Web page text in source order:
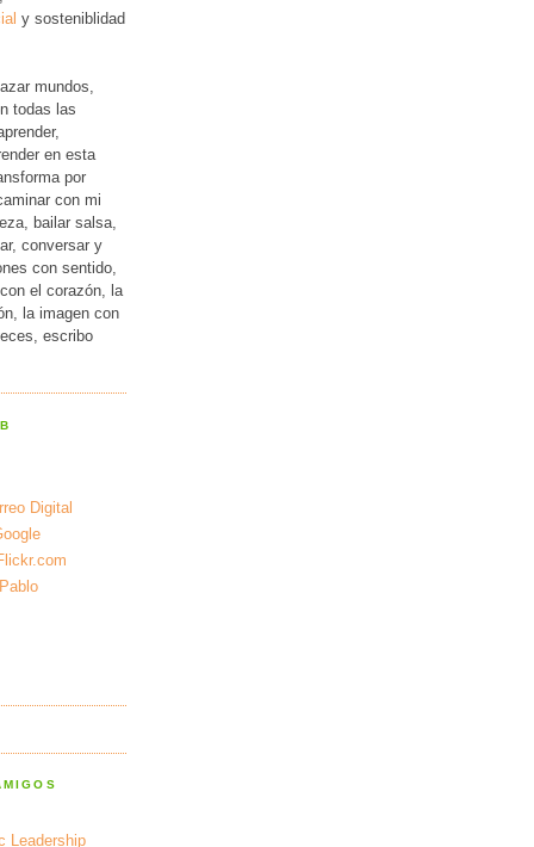
y sosteniblidad
mundos,
todas las
en esta
por
con mi
bailar salsa,
conversar y
con sentido,
el corazón, la
la imagen con
escribo
Digital
Leadership